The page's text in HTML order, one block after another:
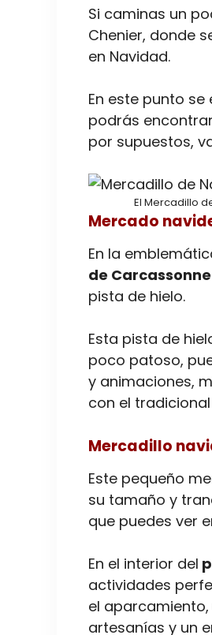
Si caminas un
Chenier, donde
en Navidad.
En este punto se
podrás
por supuestos,
El Mercadillo
Mercado
En la
de
pista de hielo.
Esta pista de
poco patoso,
y animaciones,
con el
Mercadillo
Este pequeño
su tamaño y
que puedes ver
En el interior del
actividades
el
artesanías y un